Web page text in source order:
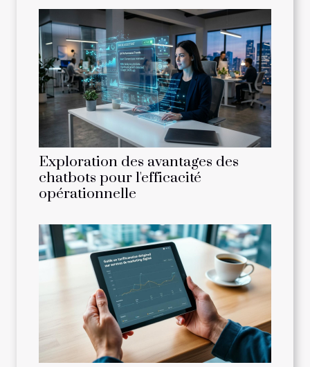
Exploration des avantages des
chatbots pour l'efficacité
opérationnelle